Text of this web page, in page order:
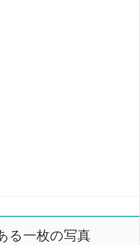
る一枚の写真